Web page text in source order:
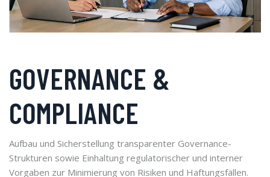
GOVERNANCE &
COMPLIANCE
Aufbau und Sicherstellung transparenter Governance-
Strukturen sowie Einhaltung regulatorischer und interner
Vorgaben zur Minimierung von Risiken und Haftungsfällen.